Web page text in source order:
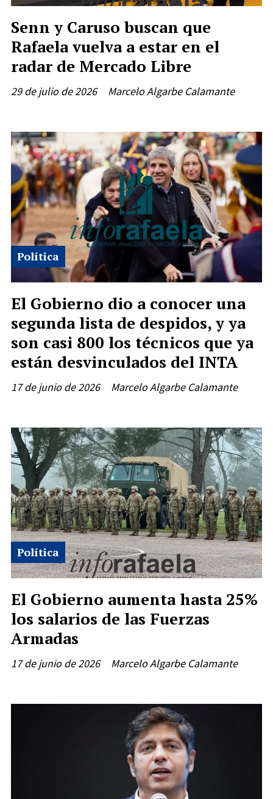
Senn y Caruso buscan que
Rafaela vuelva a estar en el
radar de Mercado Libre
Marcelo Algarbe Calamante
29 de julio de 2026
El Gobierno dio a conocer una
segunda lista de despidos, y ya
son casi 800 los técnicos que ya
están desvinculados del INTA
Marcelo Algarbe Calamante
Política
17 de junio de 2026
El Gobierno aumenta hasta 25%
los salarios de las Fuerzas
Armadas
Marcelo Algarbe Calamante
Política
17 de junio de 2026